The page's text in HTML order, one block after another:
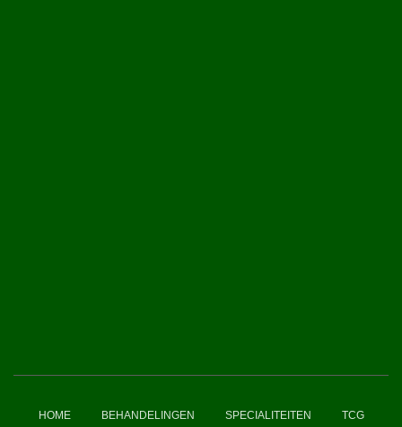
HOME BEHANDELINGEN SPECIALITEITEN TCG